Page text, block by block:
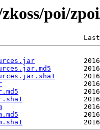
poi/
Last